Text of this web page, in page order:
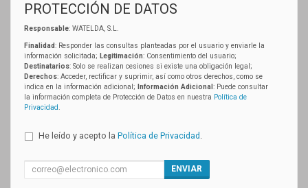
PROTECCIÓN DE DATOS
Responsable: WATELDA, S.L.
Finalidad: Responder las consultas planteadas por el usuario y enviarle la
información solicitada; Legitimación: Consentimiento del usuario;
Destinatarios: Solo se realizan cesiones si existe una obligación legal;
Derechos: Acceder, rectificar y suprimir, así como otros derechos, como se
indica en la información adicional;
Información Adicional : Puede consultar
la información completa de Protección de Datos en nuestra Política de
Privacidad
He leído y acepto la Política de Privacidad
ENVIAR